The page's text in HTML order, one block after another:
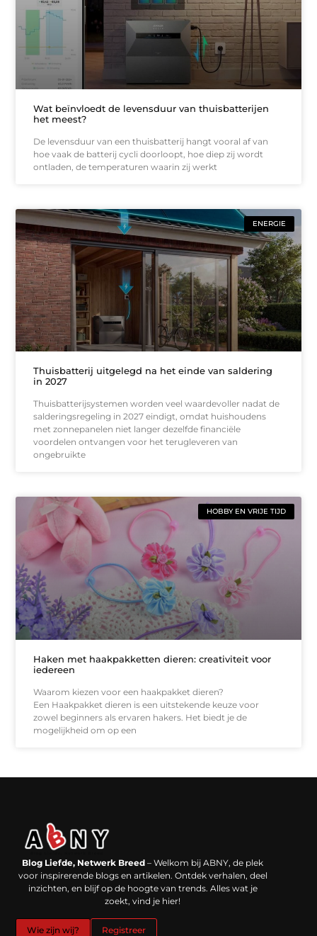
Wat beïnvloedt de levensduur van thuisbatterijen
het meest?
De levensduur van een thuisbatterij hangt vooral af van
hoe vaak de batterij cycli doorloopt, hoe diep zij wordt
ontladen, de temperaturen waarin zij werkt
ENERGIE
Thuisbatterij uitgelegd na het einde van saldering
in 2027
Thuisbatterijsystemen worden veel waardevoller nadat de
salderingsregeling in 2027 eindigt, omdat huishoudens
met zonnepanelen niet langer dezelfde financiële
voordelen ontvangen voor het terugleveren van
ongebruikte
HOBBY EN VRIJE TIJD
Haken met haakpakketten dieren: creativiteit voor
iedereen
Waarom kiezen voor een haakpakket dieren?
Een Haakpakket dieren is een uitstekende keuze voor
zowel beginners als ervaren hakers. Het biedt je de
mogelijkheid om op een
Blog Liefde, Netwerk Breed – Welkom bij ABNY, de plek
voor inspirerende blogs en artikelen. Ontdek verhalen, deel
inzichten, en blijf op de hoogte van trends. Alles wat je
zoekt, vind je hier!
Wie zijn wij? Registreer